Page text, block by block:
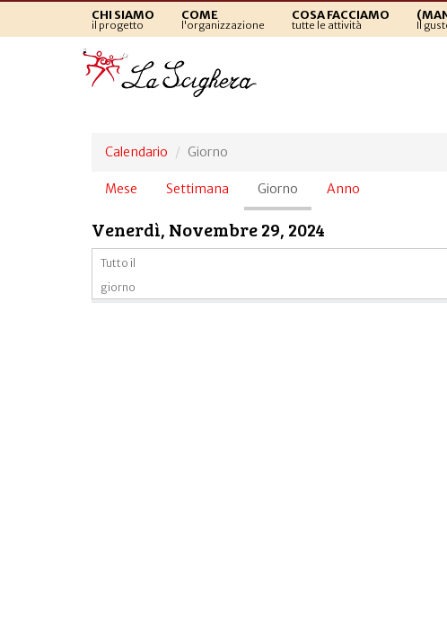
CHI SIAMO
il progetto
COME
l'organizzazione
COSA FACCIAMO
tutte le attività Il
Calendario Giorno
Schede
Mese Settimana Giorno (scheda
attiva)
Anno
Venerdì, Novembre 29, 2024
Tutto il
giorno